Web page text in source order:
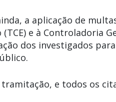
a aplicação de
(TCE) e à Controladoria
dos investigados
tramitação, e todos os